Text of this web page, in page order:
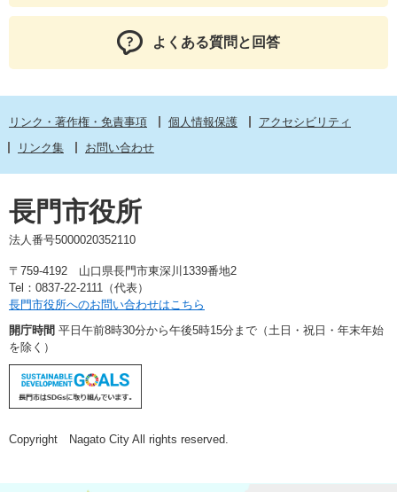
よくある質問と回答
リンク・著作権・免責事項 個人情報保護
アクセシビリティ
リンク集
お問い合わせ
長門市役所
法人番号5000020352110
〒759-4192 山口県長門市東深川1339番地2
Tel：0837-22-2111（代表）
長門市役所へのお問い合わせはこちら
開庁時間 平日午前8時30分から午後5時15分まで（土日・祝日・年末年始
を除く）
Copyright Nagato City All rights reserved.